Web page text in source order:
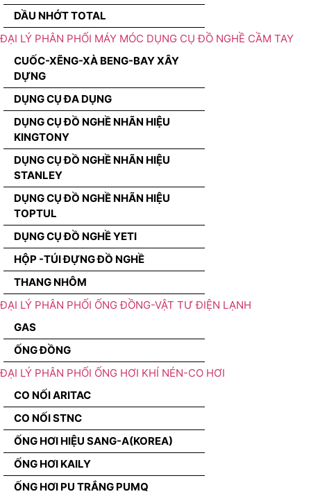
DẦU NHỚT TOTAL
ĐẠI LÝ PHÂN PHỐI MÁY MÓC DỤNG CỤ ĐỒ NGHỀ CẦM TAY
CUỐC-XẼNG-XÀ BENG-BAY XÂY
DỰNG
DỤNG CỤ ĐA DỤNG
DỤNG CỤ ĐỒ NGHỀ NHÃN HIỆU
KINGTONY
DỤNG CỤ ĐỒ NGHỀ NHÃN HIỆU
STANLEY
DỤNG CỤ ĐỒ NGHỀ NHÃN HIỆU
TOPTUL
DỤNG CỤ ĐỒ NGHỀ YETI
HỘP -TÚI ĐỰNG ĐỒ NGHỀ
THANG NHÔM
ĐẠI LÝ PHÂN PHỐI ỐNG ĐỒNG-VẬT TƯ ĐIỆN LẠNH
GAS
ỐNG ĐỒNG
ĐẠI LÝ PHÂN PHỐI ỐNG HƠI KHÍ NÉN-CO HƠI
CO NỐI ARITAC
CO NỐI STNC
ỐNG HƠI HIỆU SANG-A(KOREA)
ỐNG HƠI KAILY
ỐNG HƠI PU TRẮNG PUMQ